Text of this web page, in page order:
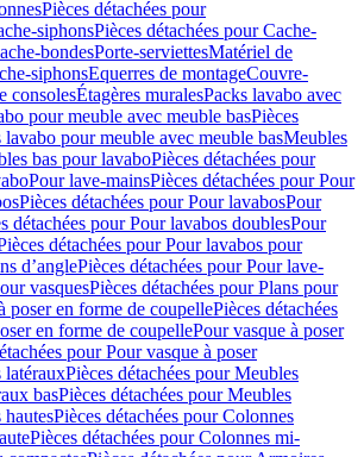
Pièces détachées pour
siphonsPièces détachées pour Cache-
bondesPorte-serviettesMatériel de
siphonsEquerres de montageCouvre-
consolesÉtagères muralesPacks lavabo avec
pour meuble avec meuble basPièces
lavabo pour meuble avec meuble basMeubles
bas pour lavaboPièces détachées pour
Pour lave-mainsPièces détachées pour Pour
Pièces détachées pour Pour lavabosPour
détachées pour Pour lavabos doublesPour
détachées pour Pour lavabos pour
d’anglePièces détachées pour Pour lave-
vasquesPièces détachées pour Plans pour
poser en forme de coupellePièces détachées
en forme de coupellePour vasque à poser
pour Pour vasque à poser
latérauxPièces détachées pour Meubles
basPièces détachées pour Meubles
Pièces détachées pour Colonnes
Pièces détachées pour Colonnes mi-